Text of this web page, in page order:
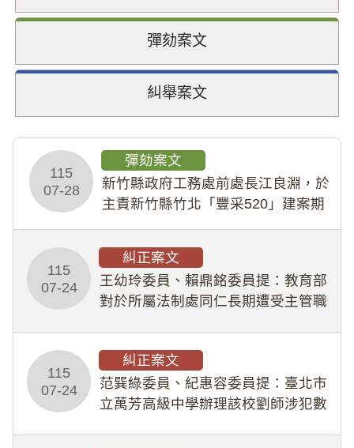
彈劾案文
糾舉案文
115
07-28
彈劾案文
新竹縣政府工務處前處長江良淵，於
主責新竹縣竹北「豐采520」建案期
幣1,483萬餘元，並長期收受建商餽
贈；復罔顧公共安全，圖利默許建商
於停工期間
115
07-24
糾正案文
王幼玲委員、賴鼎銘委員提：教育部
對於所屬法制處同仁長期遭受主管職
人員保障法」及「職業安全衛生法」
所定維護公務人員
115
07-24
糾正案文
范巽綠委員、紀惠容委員提：臺北市
立萬芳高級中學辦理該校劉師涉犯數